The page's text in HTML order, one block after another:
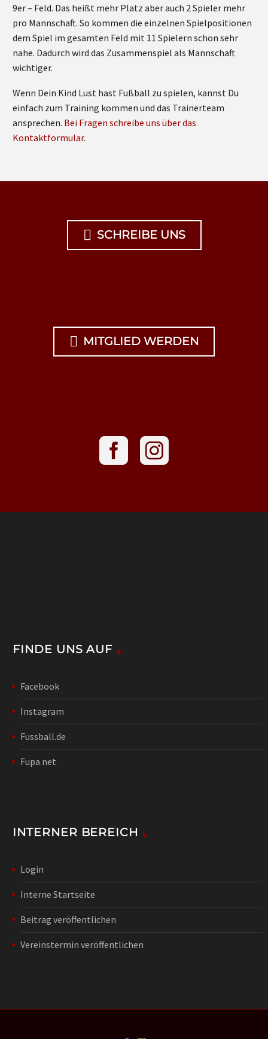
9er – Feld. Das heißt mehr Platz aber auch 2 Spieler mehr
pro Mannschaft. So kommen die einzelnen Spielpositionen
dem Spiel im gesamten Feld mit 11 Spielern schon sehr
nahe. Dadurch wird das Zusammenspiel als Mannschaft
wichtiger.
Wenn Dein Kind Lust hast Fußball zu spielen, kannst Du
einfach zum Training kommen und das Trainerteam
ansprechen. Bei Fragen schreibe uns über das
Kontaktformular.
 SCHREIBE UNS
 MITGLIED WERDEN
FINDE UNS AUF
Facebook
Instagram
Fussball.de
Fupa.net
INTERNER BEREICH
Login
Interne Startseite
Beitrag veröffentlichen
Vereinstermin veröffentlichen